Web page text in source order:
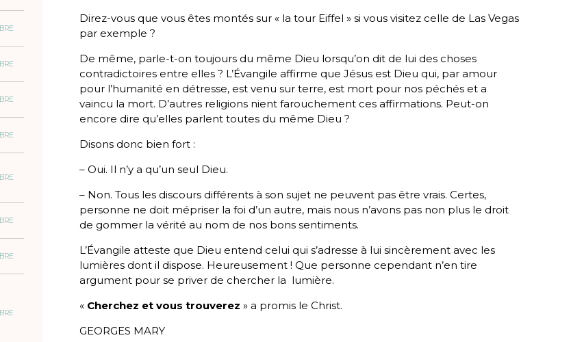
Direz-vous que vous êtes montés sur « la tour Eiffel » si vous visitez celle de Las Vegas
par exemple ?
De même, parle-t-on toujours du même Dieu lorsqu’on dit de lui des choses
contradictoires entre elles ? L’Évangile affirme que Jésus est Dieu qui, par amour
pour l’humanité en détresse, est venu sur terre, est mort pour nos péchés et a
vaincu la mort. D’autres religions nient farouchement ces affirmations. Peut-on
encore dire qu’elles parlent toutes du même Dieu ?
Disons donc bien fort :
– Oui. Il n’y a qu’un seul Dieu.
– Non. Tous les discours différents à son sujet ne peuvent pas être vrais. Certes,
personne ne doit mépriser la foi d’un autre, mais nous n’avons pas non plus le droit
de gommer la vérité au nom de nos bons sentiments.
L’Évangile atteste que Dieu entend celui qui s’adresse à lui sincèrement avec les
lumières dont il dispose. Heureusement ! Que personne cependant n’en tire
argument pour se priver de chercher la lumière.
« Cherchez et vous trouverez » a promis le Christ.
GEORGES MARY